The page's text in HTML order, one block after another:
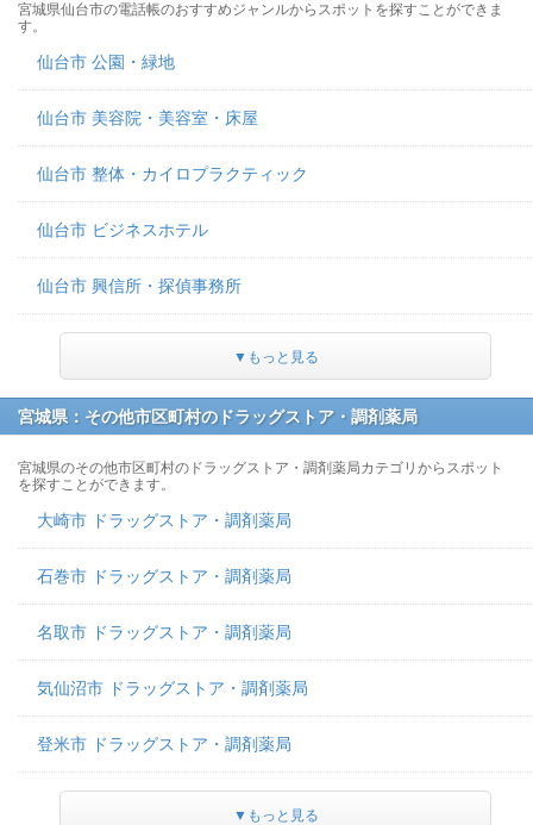
宮城県仙台市の電話帳のおすすめジャンルからスポットを探すことができま
す。
仙台市 公園・緑地
仙台市 美容院・美容室・床屋
仙台市 整体・カイロプラクティック
仙台市 ビジネスホテル
仙台市 興信所・探偵事務所
▼もっと見る
宮城県：その他市区町村のドラッグストア・調剤薬局
宮城県のその他市区町村のドラッグストア・調剤薬局カテゴリからスポット
を探すことができます。
大崎市 ドラッグストア・調剤薬局
石巻市 ドラッグストア・調剤薬局
名取市 ドラッグストア・調剤薬局
気仙沼市 ドラッグストア・調剤薬局
登米市 ドラッグストア・調剤薬局
▼もっと見る